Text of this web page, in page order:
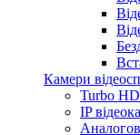
Камери
Turbo HD
IP